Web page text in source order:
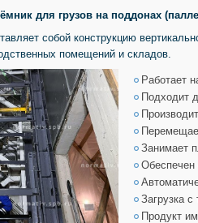
для грузов на поддонах
собой конструкцию
помещений и складов.
Работает
Подходит
Занимает
Обеспечен
Загрузка с
Продукт